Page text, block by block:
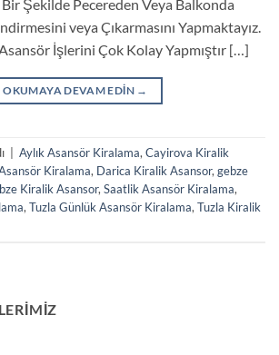
Şekilde Pecereden Veya Balkonda
veya Çıkarmasını Yapmaktayız.
İşlerini Çok Kolay Yapmıştır […]
OKUMAYA DEVAM EDIN →
Aylık Asansör Kiralama,Cayirova Kiralik
Kiralama, Darica Kiralik Asansor,gebze
Kiralik Asansor,Saatlik Asansör Kiralama,
,Tuzla Günlük Asansör Kiralama,Tuzla Kiralik